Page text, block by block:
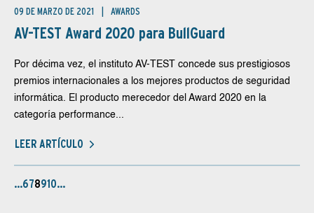
09 DE MARZO DE 2021 AWARDS
AV-TEST Award 2020 para BullGuard
Por décima vez, el instituto AV-TEST concede sus prestigiosos
premios internacionales a los mejores productos de seguridad
informática. El producto merecedor del Award 2020 en la
categoría performance...
LEER ARTÍCULO
…678910…